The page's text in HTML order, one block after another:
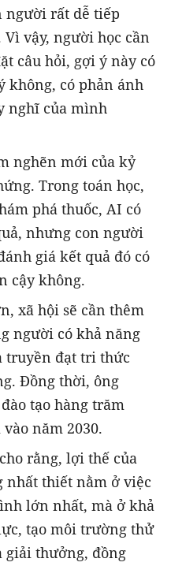
người rất dễ tiếp
vậy, người học cần
câu hỏi, gợi ý này có
không, có phản ánh
nghĩ của mình
nghẽn mới của kỷ
Trong toán học,
phá thuốc, AI có
nhưng con người
giá kết quả đó có
cậy không.
xã hội sẽ cần thêm
người có khả năng
truyền đạt tri thức
Đồng thời, ông
tạo hàng trăm
năm 2030.
rằng, lợi thế của
nhất thiết nằm ở việc
lớn nhất, mà ở khả
tạo môi trường thử
giải thưởng, đồng